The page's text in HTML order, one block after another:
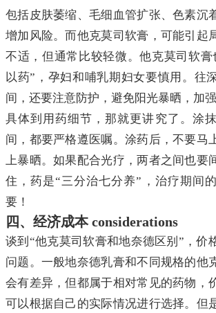
包括皮肤萎缩、毛细血管扩张、色素沉
增加风险。而他克莫司软膏，可能引起
不适，但通常比较轻微。他克莫司软膏
以药”，孕妇和哺乳期妇女要慎用。往
间，还要注意防护，避免阳光暴晒，加强
具体到用药细节，那就更讲究了。涂
间，都要严格遵医嘱。涂药后，不要马
上暴晒。如果配合光疗，两者之间也要
住，药是“三分治七分养”，治疗期间
要！
四、经济成本 considerations
谈到“他克莫司软膏和地奈德区别”，价
问题。一般地奈德乳膏和不同规格的他
会有差异，但都属于相对常见的药物，
可以根据自己的实际情况进行选择。但